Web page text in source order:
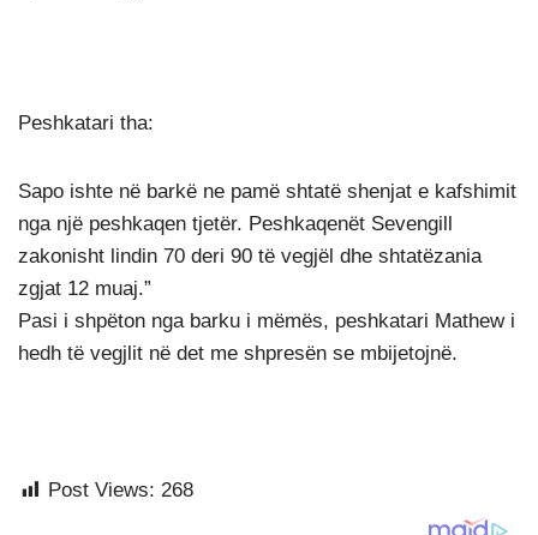
Peshkatari tha:
Sapo ishte në barkë ne pamë shtatë shenjat e kafshimit
nga një peshkaqen tjetër. Peshkaqenët Sevengill
zakonisht lindin 70 deri 90 të vegjël dhe shtatëzania
zgjat 12 muaj.”
Pasi i shpëton nga barku i mëmës, peshkatari Mathew i
hedh të vegjlit në det me shpresën se mbijetojnë.
Post Views: 268